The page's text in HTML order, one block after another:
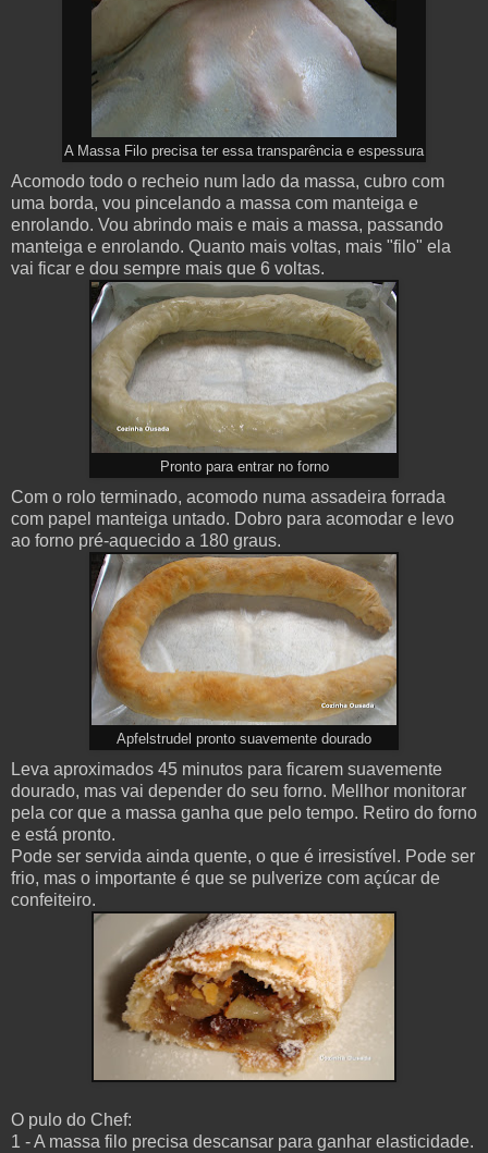
A Massa Filo precisa ter essa transparência e espessura
Acomodo todo o recheio num lado da massa, cubro com
uma borda, vou pincelando a massa com manteiga e
enrolando. Vou abrindo mais e mais a massa, passando
manteiga e enrolando. Quanto mais voltas, mais "filo" ela
vai ficar e dou sempre mais que 6 voltas.
Pronto para entrar no forno
Com o rolo terminado, acomodo numa assadeira forrada
com papel manteiga untado. Dobro para acomodar e levo
ao forno pré-aquecido a 180 graus.
Apfelstrudel pronto suavemente dourado
Leva aproximados 45 minutos para ficarem suavemente
dourado, mas vai depender do seu forno. Mellhor monitorar
pela cor que a massa ganha que pelo tempo. Retiro do forno
e está pronto.
Pode ser servida ainda quente, o que é irresistível. Pode ser
frio, mas o importante é que se pulverize com açúcar de
confeiteiro.
O pulo do Chef:
1 - A massa filo precisa descansar para ganhar elasticidade.